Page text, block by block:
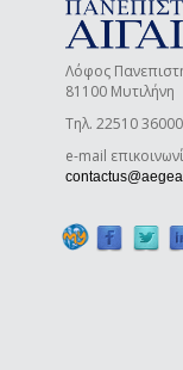
Λόφος
81100 Μυτιλήνη
Τηλ. 22510 36000
e-mail